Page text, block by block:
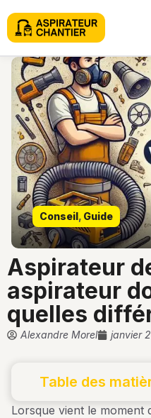
Conseil, Guide
aspirateur de chantier vs
aspirateur
quelles
Alexandre Morel janvier
Table des
Lorsque vient le moment